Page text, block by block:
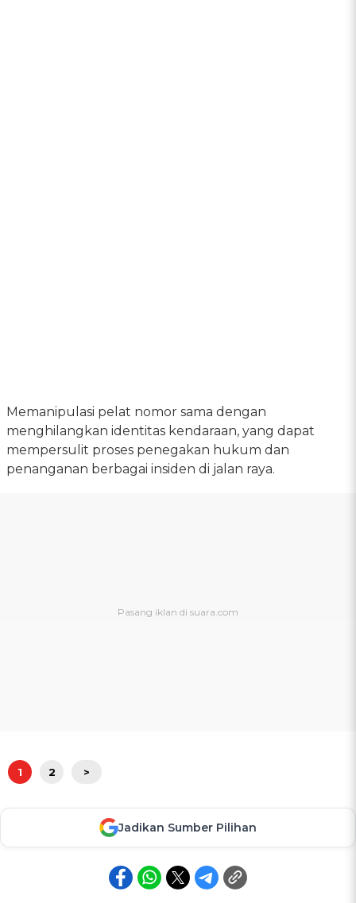
Memanipulasi pelat nomor sama dengan
menghilangkan identitas kendaraan, yang dapat
mempersulit proses penegakan hukum dan
penanganan berbagai insiden di jalan raya.
1 2 >
Jadikan Sumber Pilihan